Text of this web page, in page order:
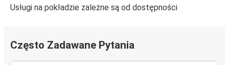
Usługi na pokładzie zależne są od dostępności
Często Zadawane Pytania